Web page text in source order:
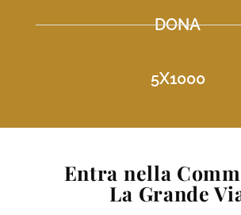
DONA
5X1000
Entra nella
La Grande